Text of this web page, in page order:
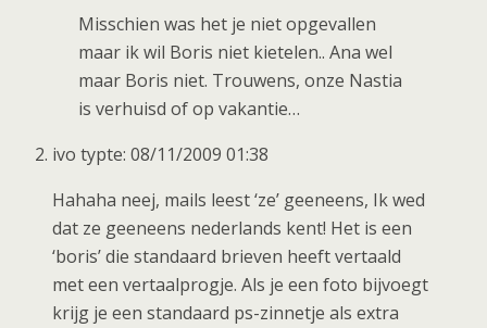
Misschien was het je niet opgevallen
maar ik wil Boris niet kietelen.. Ana wel
maar Boris niet. Trouwens, onze Nastia
is verhuisd of op vakantie…
ivo typte: 08/11/2009 01:38
Hahaha neej, mails leest ‘ze’ geeneens, Ik wed
dat ze geeneens nederlands kent! Het is een
‘boris’ die standaard brieven heeft vertaald
met een vertaalprogje. Als je een foto bijvoegt
krijg je een standaard ps-zinnetje als extra